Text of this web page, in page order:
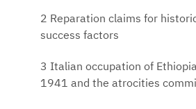
2 Reparation claims for
success factors
3 Italian occupation of
1941 and the atrocities